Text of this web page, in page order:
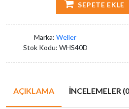
SEPETE EKLE
Marka: Weller
Stok Kodu: WHS40D
AÇIKLAMA İNCELEMELER